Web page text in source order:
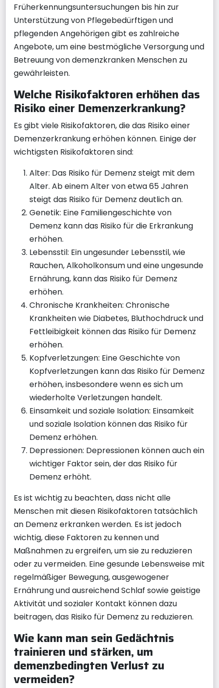
Früherkennungsuntersuchungen bis hin zur
Unterstützung von Pflegebedürftigen und
pflegenden Angehörigen gibt es zahlreiche
Angebote, um eine bestmögliche Versorgung und
Betreuung von demenzkranken Menschen zu
gewährleisten.
Welche Risikofaktoren erhöhen das
Risiko einer Demenzerkrankung?
Es gibt viele Risikofaktoren, die das Risiko einer
Demenzerkrankung erhöhen können. Einige der
wichtigsten Risikofaktoren sind:
Alter: Das Risiko für Demenz steigt mit dem
Alter. Ab einem Alter von etwa 65 Jahren
steigt das Risiko für Demenz deutlich an.
Genetik: Eine Familiengeschichte von
Demenz kann das Risiko für die Erkrankung
erhöhen.
Lebensstil: Ein ungesunder Lebensstil, wie
Rauchen, Alkoholkonsum und eine ungesunde
Ernährung, kann das Risiko für Demenz
erhöhen.
Chronische Krankheiten: Chronische
Krankheiten wie Diabetes, Bluthochdruck und
Fettleibigkeit können das Risiko für Demenz
erhöhen.
Kopfverletzungen: Eine Geschichte von
Kopfverletzungen kann das Risiko für Demenz
erhöhen, insbesondere wenn es sich um
wiederholte Verletzungen handelt.
Einsamkeit und soziale Isolation: Einsamkeit
und soziale Isolation können das Risiko für
Demenz erhöhen.
Depressionen: Depressionen können auch ein
wichtiger Faktor sein, der das Risiko für
Demenz erhöht.
Es ist wichtig zu beachten, dass nicht alle
Menschen mit diesen Risikofaktoren tatsächlich
an Demenz erkranken werden. Es ist jedoch
wichtig, diese Faktoren zu kennen und
Maßnahmen zu ergreifen, um sie zu reduzieren
oder zu vermeiden. Eine gesunde Lebensweise mit
regelmäßiger Bewegung, ausgewogener
Ernährung und ausreichend Schlaf sowie geistige
Aktivität und sozialer Kontakt können dazu
beitragen, das Risiko für Demenz zu reduzieren.
Wie kann man sein Gedächtnis
trainieren und stärken, um
demenzbedingten Verlust zu
vermeiden?